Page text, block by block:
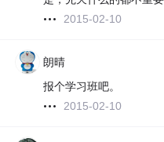
2015-02-10
朗晴
报个学习班吧。
2015-02-10